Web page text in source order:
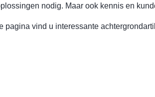
nodig. Maar ook kennis en
pagina vind u interessante